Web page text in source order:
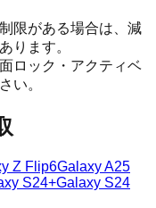
限がある場合は、減
ります。
ロック・アクティベ
い。
Z Flip6Galaxy A25
S24+Galaxy S24